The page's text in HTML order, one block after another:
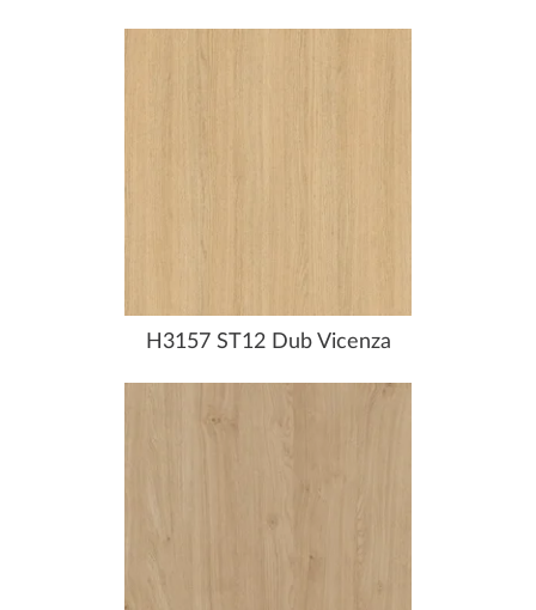
H3157 ST12 Dub Vicenza